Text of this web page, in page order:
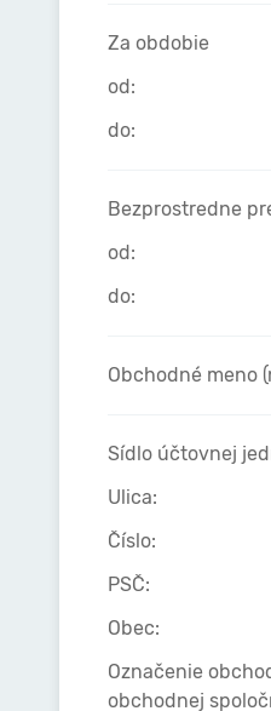
Za obdobie
od:
do:
Bezprostredne
od:
do:
Obchodné meno
Sídlo účtovnej
Ulica:
Číslo:
PSČ:
Obec:
Označenie
obchodnej